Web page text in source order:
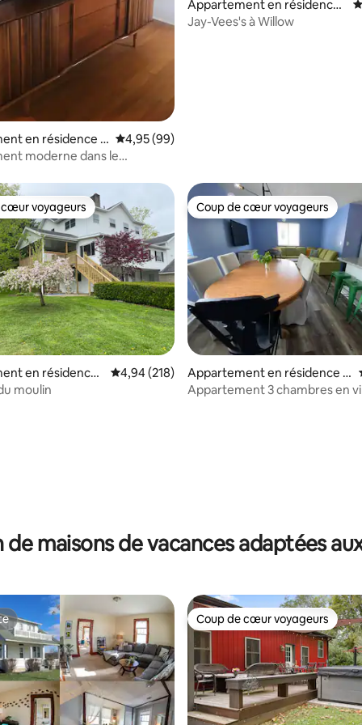
base de 84 commentaires : 4,95 sur 5
en résidence ⋅
Évaluation moyenne sur la base de 99
4,95 (99)
moderne dans le
Appartement en résidence ⋅
Parkersburg
Jay-Vees's à Willow
base de 137 commentaires : 4,97 sur 5
cœur voyageurs
voyageurs
en résidence ⋅
Évaluation moyenne sur la base de 218
4,94 (218)
moulin
Coup de cœur voyageurs
Coup de cœur voyageurs
Appartement en résidence ⋅
Athens
Appartement 3 chambres en
de maisons de vacances adaptées
Coup de cœur voyageurs
Coup de cœur voyageurs